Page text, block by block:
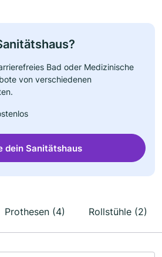
Bad oder Medizinische
von verschiedenen
dein Sanitätshaus
Prothesen (4) Rollstühle (2)